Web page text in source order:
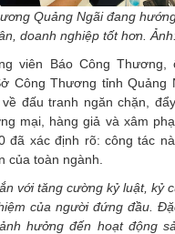
Quảng Ngãi đang
doanh nghiệp tốt hơn.
viên Báo Công Thương,
Công Thương tỉnh Quảng
đấu tranh ngăn chặn,
mại, hàng giả và xâm
đã xác định rõ: công tác
của toàn ngành.
với tăng cường kỷ luật, kỷ
của người đứng đầu.
hưởng đến hoạt động